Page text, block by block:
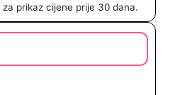
prikaz cijene prije 30 dana.